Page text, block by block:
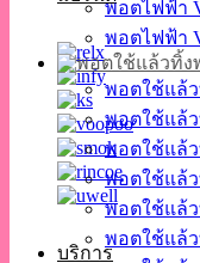
บริการ
พอตไฟฟ้า
พอตไฟฟ้า
พอตใช้แล้ว
พอตใช้แล้ว
พอตใช้แล้ว
พอตใช้แล้ว
พอตใช้แล้ว
พอตใช้แล้ว